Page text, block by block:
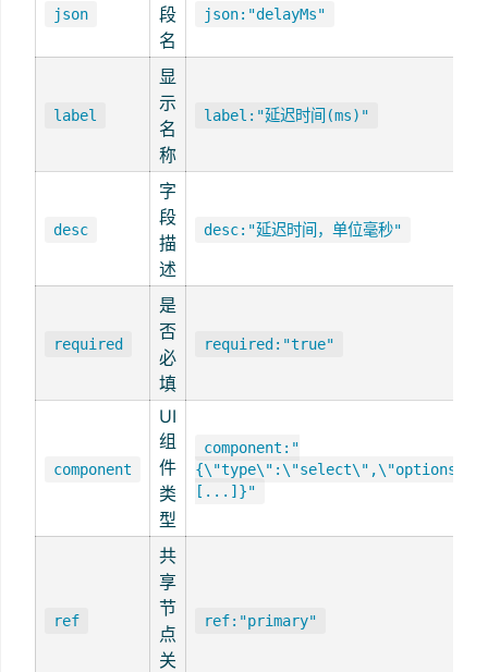
json
段
名
json:"delayMs"
label
显
示
名
称
label:"延迟时间(ms)"
desc
字
段
描
述
desc:"延迟时间，单位毫秒"
required
是
否
必
填
required:"true"
component
UI
组
件
类
型
component:"
{\"type\":\"select\",\"options\":
[...]}"
ref
共
享
节
点
关
ref:"primary"